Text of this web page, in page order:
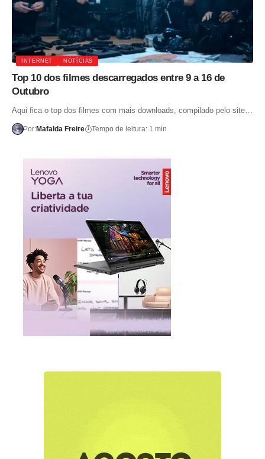
INTERNET NOTÍCIAS
Top 10 dos filmes descarregados entre 9 a 16 de
Outubro
Aqui fica o top dos filmes com mais downloads, compilado pelo site…
Por:Mafalda Freire Tempo de leitura: 1 min